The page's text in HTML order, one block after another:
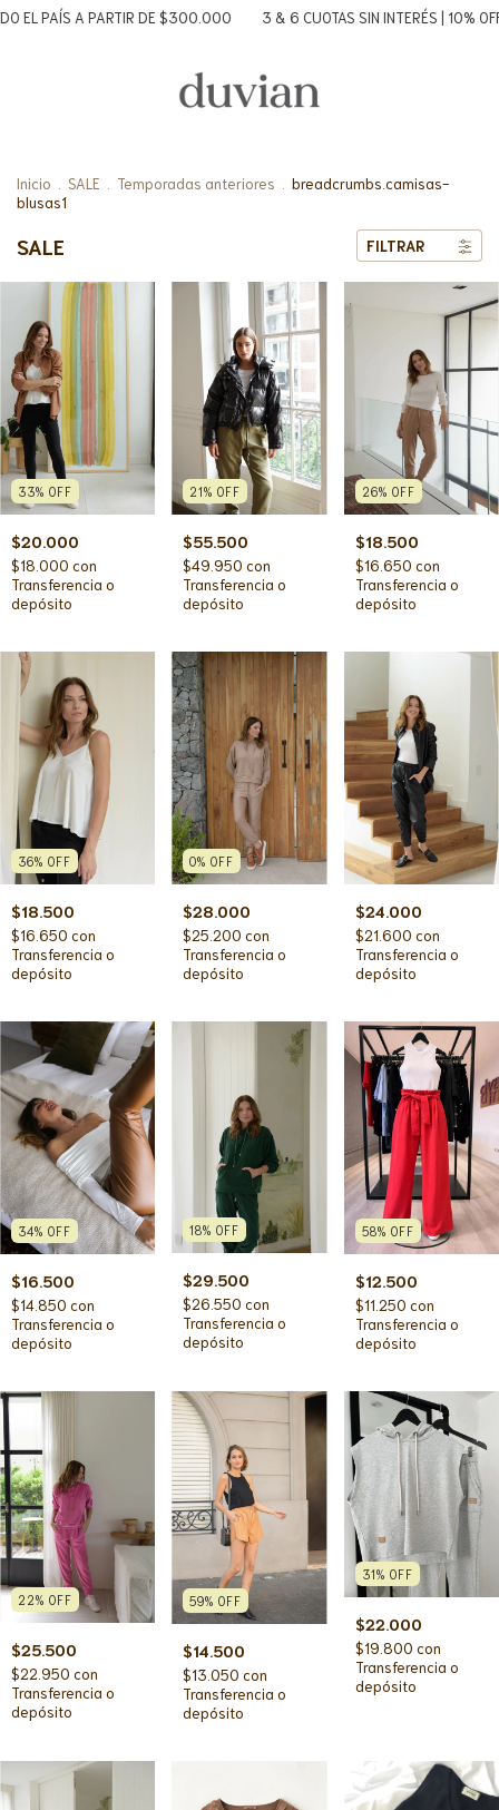
A PARTIR DE $300.000 3 & 6 CUOTAS SIN INTERÉS | 10% OFF
Inicio SALE Temporadas anteriores
breadcrumbs.camisas-
blusas1
SALE FILTRAR
33% OFF
$20.000
$18.000 con
Transferencia o
depósito
21%OFF
$55.500
$49.950con
Transferencia o
depósito
26% OFF
$18.500
$16.650 con
Transferencia o
depósito
36% OFF
$18.500
$16.650 con
Transferencia o
depósito
0%OFF
$28.000
$25.200con
Transferencia o
depósito
$24.000
$21.600 con
Transferencia o
depósito
34% OFF
$16.500
$14.850 con
Transferencia o
depósito
18%OFF
$29.500
$26.550con
Transferencia o
depósito
58% OFF
$12.500
$11.250 con
Transferencia o
depósito
22% OFF
$25.500
$22.950 con
Transferencia o
depósito
59%OFF
$14.500
$13.050con
Transferencia o
depósito
31% OFF
$22.000
$19.800 con
Transferencia o
depósito